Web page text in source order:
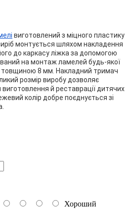
виготовлений з міцного пластику
монтується шляхом накладення
до каркасу ліжка за допомогою
на монтаж ламелей будь-якої
8 мм. Накладний тримач
розмір виробу дозволяє
й реставрації дитячих
колір добре поєднується зі
Хороший